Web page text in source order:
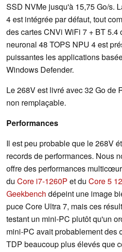
SSD NVMe jusqu'à 15,75 Go/s.
4 est intégrée par défaut, tout
des cartes CNVi WiFi 7 + BT 5.4
neuronal 48 TOPS NPU 4 est
puissantes les applications
Windows Defender.
Le 268V est livré avec 32 Go de
non remplaçable.
Performances
Il est peu probable que le 268V
records de performances. Nous
offre des performances
du Core i7-1260P et du Core 5
Geekbench dépeint une image
puce Core Ultra 7, mais ces
testant un mini-PC plutôt qu'un
mini-PC avait probablement des
TDP beaucoup plus élevés que